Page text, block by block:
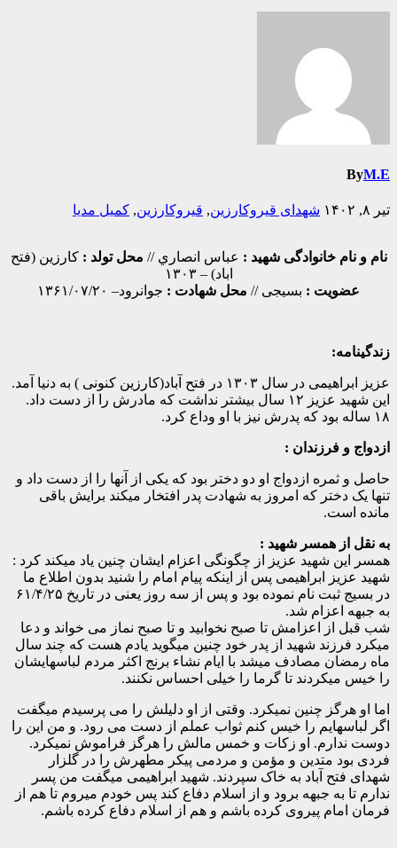
ByM.E
تیر ۸, ۱۴۰۲ شهدای قیروکارزین, قیروکارزین, کمیل مدیا
نام و نام خانوادگی شهید : عباس انصاري // محل تولد :کارزین (فتح
اباد) – ۱۳۰۳
عضویت : بسیجی // محل شهادت : جوانرود– ۱۳۶۱/۰۷/۲۰
زندگینامه:
عزیز ابراهیمی در سال ۱۳۰۳ در فتح آباد(کارزین کنونی ) به دنیا آمد.
این شهید عزیز ۱۲ سال بیشتر نداشت که مادرش را از دست داد.
۱۸ ساله بود که پدرش نیز با او وداع کرد.
ازدواج و فرزندان :
حاصل و ثمره ازدواج او دو دختر بود که یکی از آنها را از دست داد و
تنها یک دختر که امروز به شهادت پدر افتخار میکند برایش باقی
مانده است.
به نقل از همسر شهید :
همسر این شهید عزیز از چگونگی اعزام ایشان چنین یاد میکند کرد :
شهید عزیز ابراهیمی پس از اینکه پیام امام را شنید بدون اطلاع ما
در بسیج ثبت نام نموده بود و پس از سه روز یعنی در تاریخ ۶۱/۴/۲۵
به جبهه اعزام شد.
شب قبل از اعزامش تا صبح نخوابید و تا صبح نماز می خواند و دعا
میکرد فرزند شهید از پدر خود چنین میگوید یادم هست که چند سال
ماه رمضان مصادف میشد با ایام نشاء برنج اکثر مردم لباسهایشان
را خیس میکردند تا گرما را خیلی احساس نکنند.
اما او هرگز چنین نمیکرد. وقتی از او دلیلش را می پرسیدم میگفت
اگر لباسهایم را خیس کنم ثواب عملم از دست می رود. و من این را
دوست ندارم. او زکات و خمس مالش را هرگز فراموش نمیکرد.
فردی بود متدین و مؤمن و مردمی پیکر مطهرش را در گلزار
شهدای فتح آباد به خاک سپردند. شهید ابراهیمی میگفت من پسر
ندارم تا به جبهه برود و از اسلام دفاع کند پس خودم میروم تا هم از
فرمان امام پیروی کرده باشم و هم از اسلام دفاع کرده باشم.